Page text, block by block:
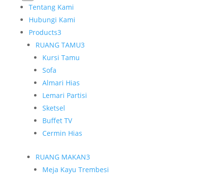
Tentang Kami
Hubungi Kami
Products3
RUANG TAMU3
Kursi Tamu
Sofa
Almari Hias
Lemari Partisi
Sketsel
Buffet TV
Cermin Hias
RUANG MAKAN3
Meja Kayu Trembesi